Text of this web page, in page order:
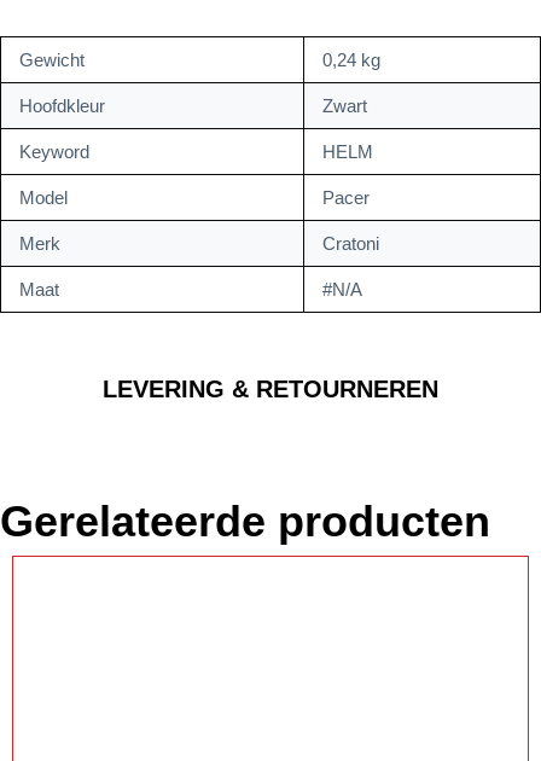
LEVERING & RETOURNEREN
Gewicht 0,24 kg
Hoofdkleur Zwart
Keyword HELM
Model Pacer
Merk Cratoni
Maat #N/A
Gerelateerde producten